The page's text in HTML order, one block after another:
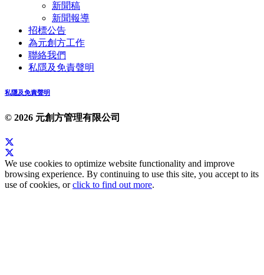
新聞稿
新聞報導
招標公告
為元創方工作
聯絡我們
私隱及免責聲明
私隱及免責聲明
© 2026 元創方管理有限公司
We use cookies to optimize website functionality and improve
browsing experience. By continuing to use this site, you accept to its
use of cookies, orclick to find out more.